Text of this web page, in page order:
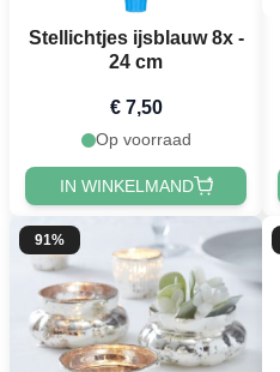
Stellichtjes ijsblauw 8x -
24 cm
€ 7,50
Op voorraad
IN WINKELMAND
91%